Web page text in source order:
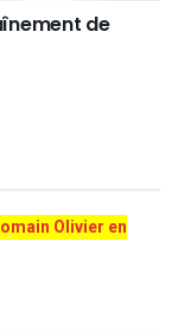
de
Olivier en